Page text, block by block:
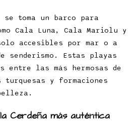
toma un barco para
Cala Luna, Cala Mariolu y
accesibles por mar o a
senderismo. Estas playas
entre las más hermosas de
turquesas y formaciones
Cerdeña más auténtica